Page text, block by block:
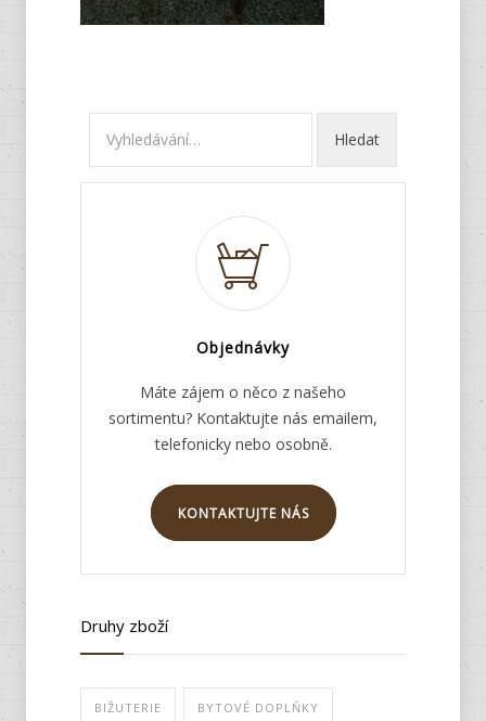
Objednávky
Máte zájem o něco z našeho
sortimentu? Kontaktujte nás emailem,
telefonicky nebo osobně.
KONTAKTUJTE NÁS
Druhy zboží
BIŽUTERIE BYTOVÉ DOPLŇKY